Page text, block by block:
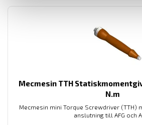
Mecmesin TTH
N.m
Mecmesin mini Torque Screwdriver (TTH)
anslutning till AFG och